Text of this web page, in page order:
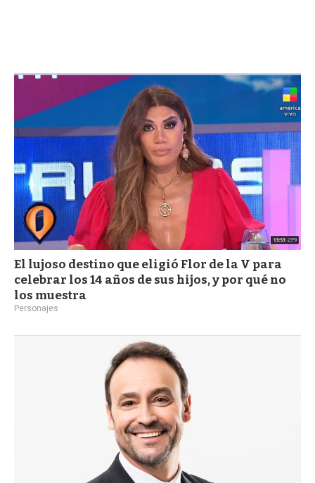
d
a
El lujoso destino que eligió Flor de la V para
celebrar los 14 años de sus hijos, y por qué no
los muestra
Personajes